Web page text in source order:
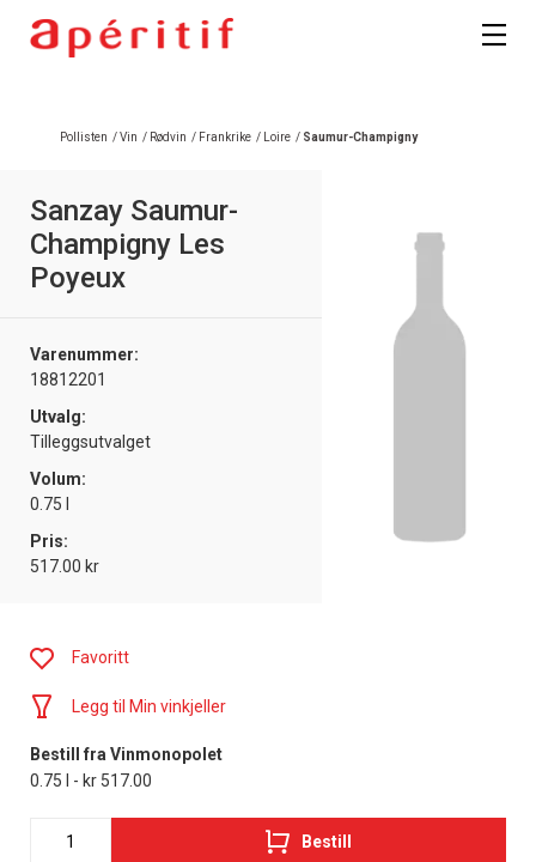
Pollisten /Vin / Rødvin / Frankrike / Loire / Saumur-Champigny
Sanzay Saumur-
Champigny Les
Poyeux
Varenummer:
18812201
Utvalg:
Tilleggsutvalget
Volum:
0.75 l
Pris:
517.00 kr
Favoritt
Legg til Min vinkjeller
Bestill fra Vinmonopolet
0.75 l - kr 517.00
Bestill